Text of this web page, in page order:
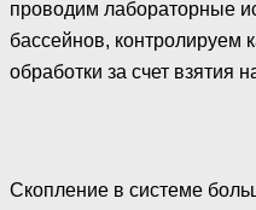
проводим лабораторные
бассейнов, контролируем
обработки за счет взятия
Скопление в системе